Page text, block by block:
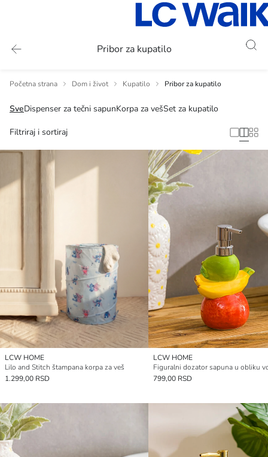
Pribor za kupatilo
Početna strana Dom i život Kupatilo Pribor za kupatilo
SveDispenser za tečni sapunKorpa za vešSet za kupatilo
Filtriraj i sortiraj
LCW HOME
Lilo and Stitch štampana korpa za veš
1.299,00 RSD
LCW HOME
Figuralni dozator sapuna u obliku
799,00 RSD